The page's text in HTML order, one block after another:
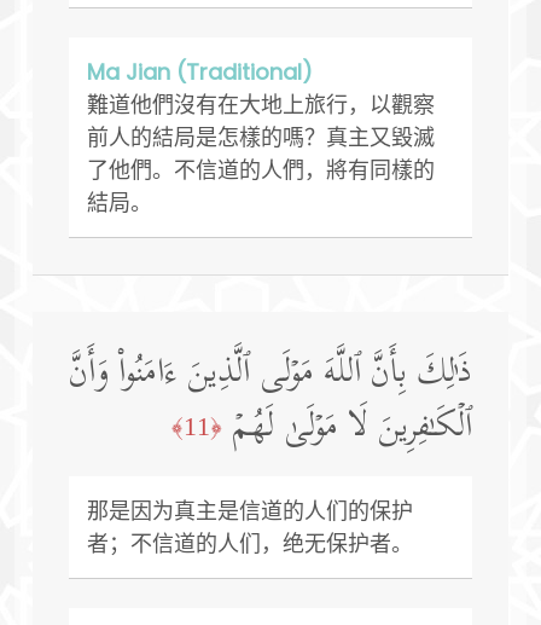
Ma Jian (Traditional)
難道他們沒有在大地上旅行，以觀察
前人的結局是怎樣的嗎？真主又毀滅
了他們。不信道的人們，將有同樣的
結局。
ذَ ٰ⁠لِكَ بِأَنَّ ٱللَّهَ مَوۡلَى ٱلَّذِینَ ءَامَنُوا۟ وَأَنَّ
ٱلۡكَـٰفِرِینَ لَا مَوۡلَىٰ لَهُمۡ ﴿11﴾
那是因为真主是信道的人们的保护
者；不信道的人们，绝无保护者。